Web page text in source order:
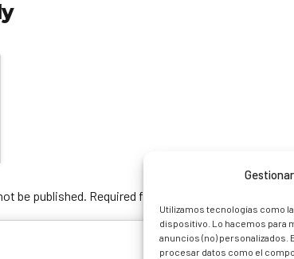
Utilizamos tecnologías como
dispositivo. Lo hacemos para
anuncios (no)
procesar datos como el
be published. Required fields are marked *